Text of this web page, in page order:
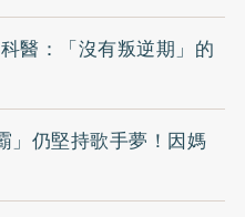
醫：「沒有叛逆期」的
」仍堅持歌手夢！因媽